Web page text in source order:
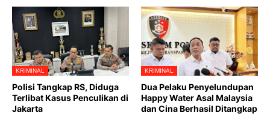
KRIMINAL
Polisi Tangkap RS, Diduga
Terlibat Kasus Penculikan di
Jakarta
KRIMINAL
Dua Pelaku Penyelundupan
Happy Water Asal Malaysia
dan Cina Berhasil Ditangkap